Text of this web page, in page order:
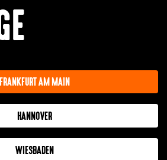
FRANKFURT AM MAIN
HANNOVER
WIESBADEN